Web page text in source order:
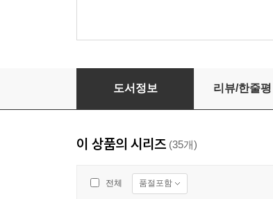
심야식당 4
도서정보 리뷰/한줄평
이 상품의 시리즈 (35개)
전체 품절포함